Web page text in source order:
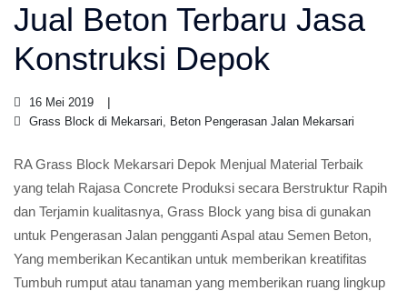
Jual Beton Terbaru Jasa
Konstruksi Depok
16 Mei 2019
Grass Block di Mekarsari, Beton Pengerasan Jalan Mekarsari
RA Grass Block Mekarsari Depok Menjual Material Terbaik
yang telah Rajasa Concrete Produksi secara Berstruktur Rapih
dan Terjamin kualitasnya, Grass Block yang bisa di gunakan
untuk Pengerasan Jalan pengganti Aspal atau Semen Beton,
Yang memberikan Kecantikan untuk memberikan kreatifitas
Tumbuh rumput atau tanaman yang memberikan ruang lingkup